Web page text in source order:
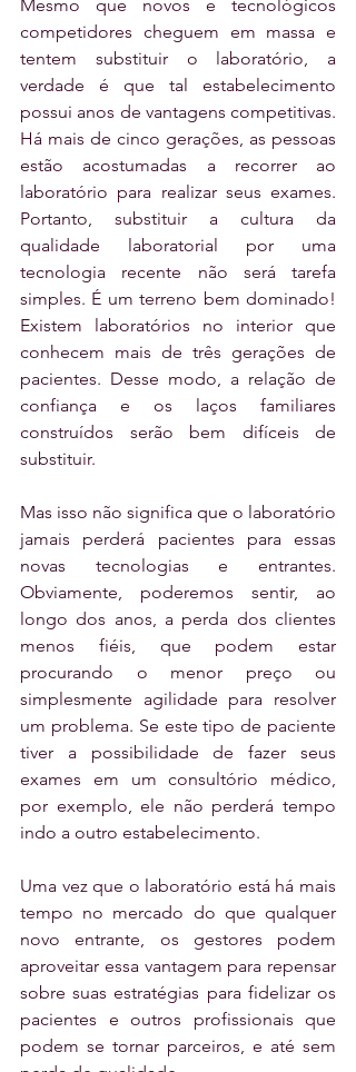
Mesmo que novos e tecnológicos
competidores cheguem em massa e
tentem substituir o laboratório, a
verdade é que tal estabelecimento
possui anos de vantagens competitivas.
Há mais de cinco gerações, as pessoas
estão acostumadas a recorrer ao
laboratório para realizar seus exames.
Portanto, substituir a cultura da
qualidade laboratorial por uma
tecnologia recente não será tarefa
simples. É um terreno bem dominado!
Existem laboratórios no interior que
conhecem mais de três gerações de
pacientes. Desse modo, a relação de
confiança e os laços familiares
construídos serão bem difíceis de
substituir.
Mas isso não significa que o laboratório
jamais perderá pacientes para essas
novas tecnologias e entrantes.
Obviamente, poderemos sentir, ao
longo dos anos, a perda dos clientes
menos fiéis, que podem estar
procurando o menor preço ou
simplesmente agilidade para resolver
um problema. Se este tipo de paciente
tiver a possibilidade de fazer seus
exames em um consultório médico,
por exemplo, ele não perderá tempo
indo a outro estabelecimento.
Uma vez que o laboratório está há mais
tempo no mercado do que qualquer
novo entrante, os gestores podem
aproveitar essa vantagem para repensar
sobre suas estratégias para fidelizar os
pacientes e outros profissionais que
podem se tornar parceiros, e até sem